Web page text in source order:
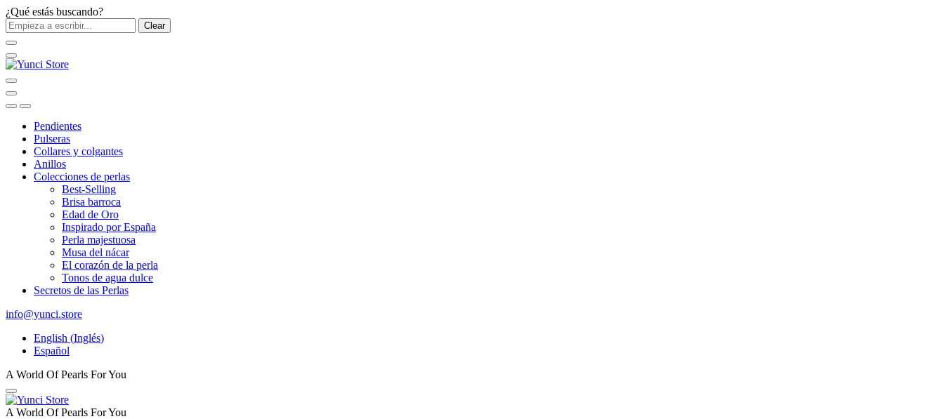
¿Qué estás buscando?
Clear
Pendientes
Pulseras
Collares y colgantes
Anillos
Colecciones de perlas
Best-Selling
Brisa barroca
Edad de Oro
Inspirado por España
Perla majestuosa
Musa del nácar
El corazón de la perla
Tonos de agua dulce
Secretos de las Perlas
info@yunci.store
English (Inglés)
Español
A World Of Pearls For You
A World Of Pearls For You